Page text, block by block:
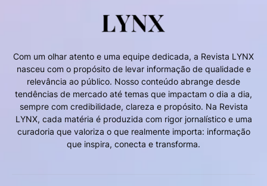
Com um olhar atento e uma equipe dedicada, a Revista LYNX
nasceu com o propósito de levar informação de qualidade e
relevância ao público. Nosso conteúdo abrange desde
tendências de mercado até temas que impactam o dia a dia,
sempre com credibilidade, clareza e propósito. Na Revista
LYNX, cada matéria é produzida com rigor jornalístico e uma
curadoria que valoriza o que realmente importa: informação
que inspira, conecta e transforma.